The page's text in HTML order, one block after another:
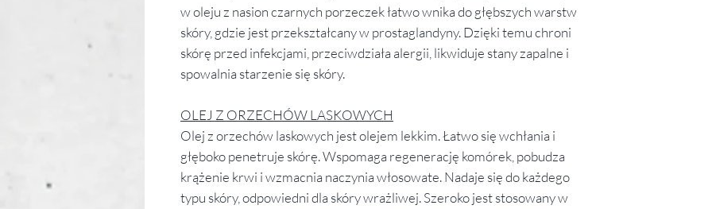
w oleju z nasion czarnych porzeczek łatwo wnika do głębszych warstw
skóry, gdzie jest przekształcany w prostaglandyny. Dzięki temu chroni
skórę przed infekcjami, przeciwdziała alergii, likwiduje stany zapalne i
spowalnia starzenie się skóry.
OLEJ Z ORZECHÓW LASKOWYCH
Olej z orzechów laskowych jest olejem lekkim. Łatwo się wchłania i
głęboko penetruje skórę. Wspomaga regenerację komórek, pobudza
krążenie krwi i wzmacnia naczynia włosowate. Nadaje się do każdego
typu skóry, odpowiedni dla skóry wrażliwej. Szeroko jest stosowany w